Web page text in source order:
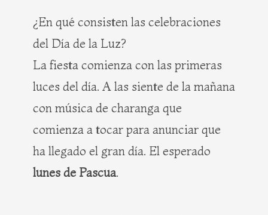
¿En qué consisten las celebraciones
del Día de la Luz?
La fiesta comienza con las primeras
luces del día. A las siente de la mañana
con música de charanga que
comienza a tocar para anunciar que
ha llegado el gran día. El esperado
lunes de Pascua.